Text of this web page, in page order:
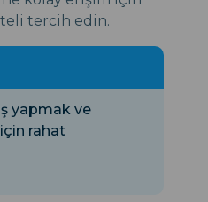
tercih edin.
yapmak ve
rahat